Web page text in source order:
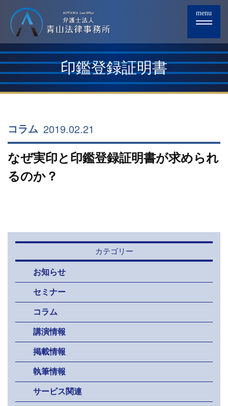
menu
印鑑登録証明書
コラム 2019.02.21
なぜ実印と印鑑登録証明書が求められ
るのか？
カテゴリー
お知らせ
セミナー
コラム
講演情報
掲載情報
執筆情報
サービス関連